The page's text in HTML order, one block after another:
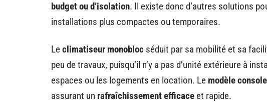
budget ou d’isolation. Il existe donc d’autres solutions
installations plus compactes ou temporaires.
Leclimatiseur monobloc séduit par sa mobilité et sa
peu de travaux, puisqu’il n’y a pas d’unité extérieure à
espaces ou les logements en location. Le modèle console
assurant un rafraîchissement efficace et rapide.